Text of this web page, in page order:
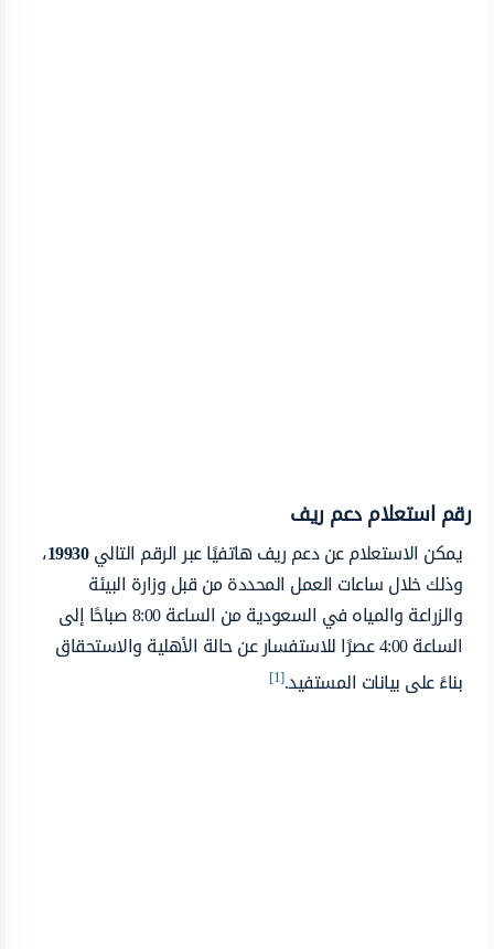
رقم استعلام دعم ريف
يمكن الاستعلام عن دعم ريف هاتفيًا عبر الرقم التالي19930،
وذلك خلال ساعات العمل المحددة من قبل وزارة البيئة
والزراعة والمياه في السعودية من الساعة 8:00 صباحًا إلى
الساعة 4:00 عصرًا للاستفسار عن حالة الأهلية والاستحقاق
بناءً على بيانات المستفيد.[1]